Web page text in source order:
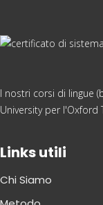
I nostri corsi di lingue
University per l'Oxford
Links utili
Chi Siamo